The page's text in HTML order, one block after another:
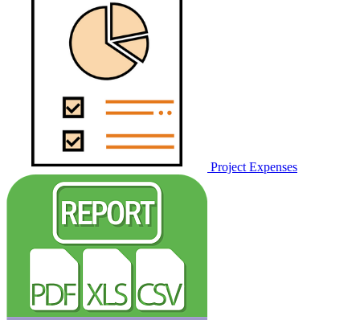
Project Expenses